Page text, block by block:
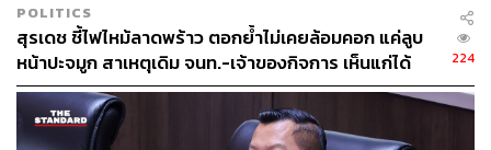
POLITICS
สุรเดช ชี้ไฟไหม้ลาดพร้าว ตอกย้ำไม่เคยล้อมคอก แค่ลูบ
หน้าปะจมูก สาเหตุเดิม จนท.-เจ้าของกิจการ เห็นแก่ได้
224